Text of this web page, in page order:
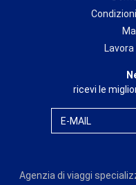
Lavora
ricevi le
E-MAIL
Agenzia di viaggi